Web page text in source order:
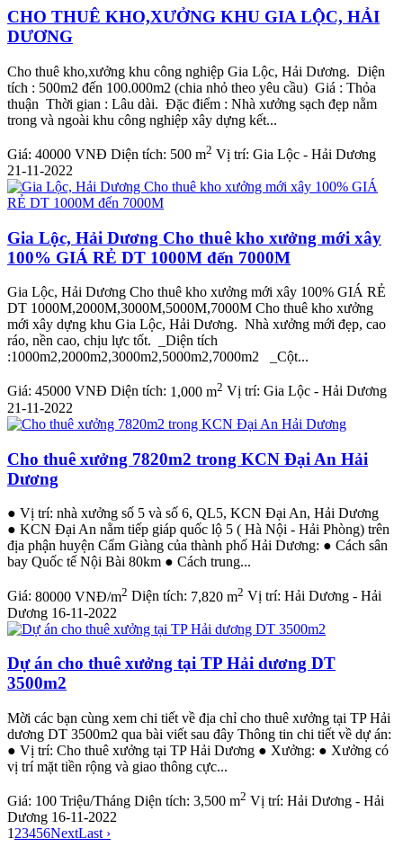
CHO THUÊ KHO,XƯỞNG KHU GIA LỘC, HẢI
DƯƠNG
Cho thuê kho,xưởng khu công nghiệp Gia Lộc, Hải Dương. Diện
tích : 500m2 đến 100.000m2 (chia nhỏ theo yêu cầu) Giá : Thỏa
thuận Thời gian : Lâu dài. Đặc điểm : Nhà xưởng sạch đẹp nằm
trong và ngoài khu công nghiệp xây dựng kết...
Giá: 40000 VNĐ Diện tích: 500 m2 Vị trí: Gia Lộc - Hải Dương
21-11-2022
Gia Lộc, Hải Dương Cho thuê kho xưởng mới xây
100% GIÁ RẺ DT 1000M đến 7000M
Gia Lộc, Hải Dương Cho thuê kho xưởng mới xây 100% GIÁ RẺ
DT 1000M,2000M,3000M,5000M,7000M Cho thuê kho xưởng
mới xây dựng khu Gia Lộc, Hải Dương. Nhà xưởng mới đẹp, cao
ráo, nền cao, chịu lực tốt. _Diện tích
:1000m2,2000m2,3000m2,5000m2,7000m2 _Cột...
Giá: 45000 VNĐ Diện tích: 1,000 m2 Vị trí: Gia Lộc - Hải Dương
21-11-2022
Cho thuê xưởng 7820m2 trong KCN Đại An Hải
Dương
● Vị trí: nhà xưởng số 5 và số 6, QL5, KCN Đại An, Hải Dương
● KCN Đại An nằm tiếp giáp quốc lộ 5 ( Hà Nội - Hải Phòng) trên
địa phận huyện Cẩm Giàng của thành phố Hải Dương: ● Cách sân
bay Quốc tế Nội Bài 80km ● Cách trung...
Giá: 80000 VNĐ/m2 Diện tích: 7,820 m2 Vị trí: Hải Dương - Hải
Dương 16-11-2022
Dự án cho thuê xưởng tại TP Hải dương DT
3500m2
Mời các bạn cùng xem chi tiết về địa chỉ cho thuê xưởng tại TP Hải
dương DT 3500m2 qua bài viết sau đây Thông tin chi tiết về dự án:
● Vị trí: Cho thuê xưởng tại TP Hải Dương ● Xưởng: ● Xưởng có
vị trí mặt tiền rộng và giao thông cực...
Giá: 100 Triệu/Tháng Diện tích: 3,500 m2 Vị trí: Hải Dương - Hải
Dương 16-11-2022
1 23456NextLast ›